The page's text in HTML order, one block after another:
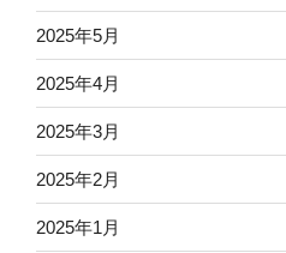
2025年5月
2025年4月
2025年3月
2025年2月
2025年1月